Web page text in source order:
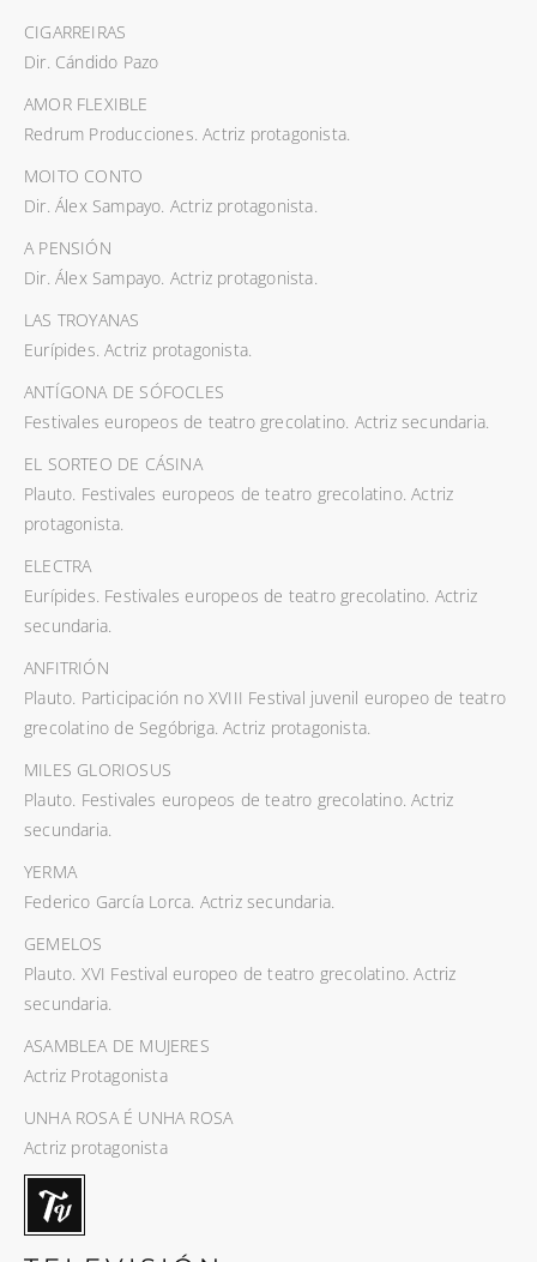
CIGARREIRAS
Dir. Cándido Pazo
AMOR FLEXIBLE
Redrum Producciones. Actriz protagonista.
MOITO CONTO
Dir. Álex Sampayo. Actriz protagonista.
A PENSIÓN
Dir. Álex Sampayo. Actriz protagonista.
LAS TROYANAS
Eurípides. Actriz protagonista.
ANTÍGONA DE SÓFOCLES
Festivales europeos de teatro grecolatino. Actriz secundaria.
EL SORTEO DE CÁSINA
Plauto. Festivales europeos de teatro grecolatino. Actriz
protagonista.
ELECTRA
Eurípides. Festivales europeos de teatro grecolatino. Actriz
secundaria.
ANFITRIÓN
Plauto. Participación no XVIII Festival juvenil europeo de teatro
grecolatino de Segóbriga. Actriz protagonista.
MILES GLORIOSUS
Plauto. Festivales europeos de teatro grecolatino. Actriz
secundaria.
YERMA
Federico García Lorca. Actriz secundaria.
GEMELOS
Plauto. XVI Festival europeo de teatro grecolatino. Actriz
secundaria.
ASAMBLEA DE MUJERES
Actriz Protagonista
UNHA ROSA É UNHA ROSA
Actriz protagonista